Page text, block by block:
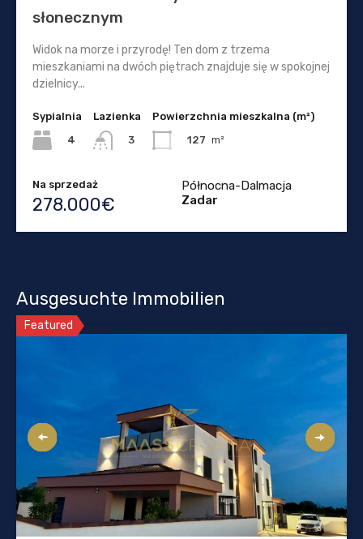
słonecznym
Widok na morze i przyrodę! Ten dom z trzema
mieszkaniami na dwóch piętrach znajduje się w spokojnej
dzielnicy...
Sypialnia
4
Lazienka
3
Powierzchnia mieszkalna (m²)
127 m²
Na sprzedaż
278.000€
Północna-Dalmacja
Zadar
Ausgesuchte Immobilien
Featured